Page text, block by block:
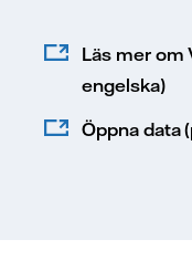
Läs mer om
engelska)
Öppna data